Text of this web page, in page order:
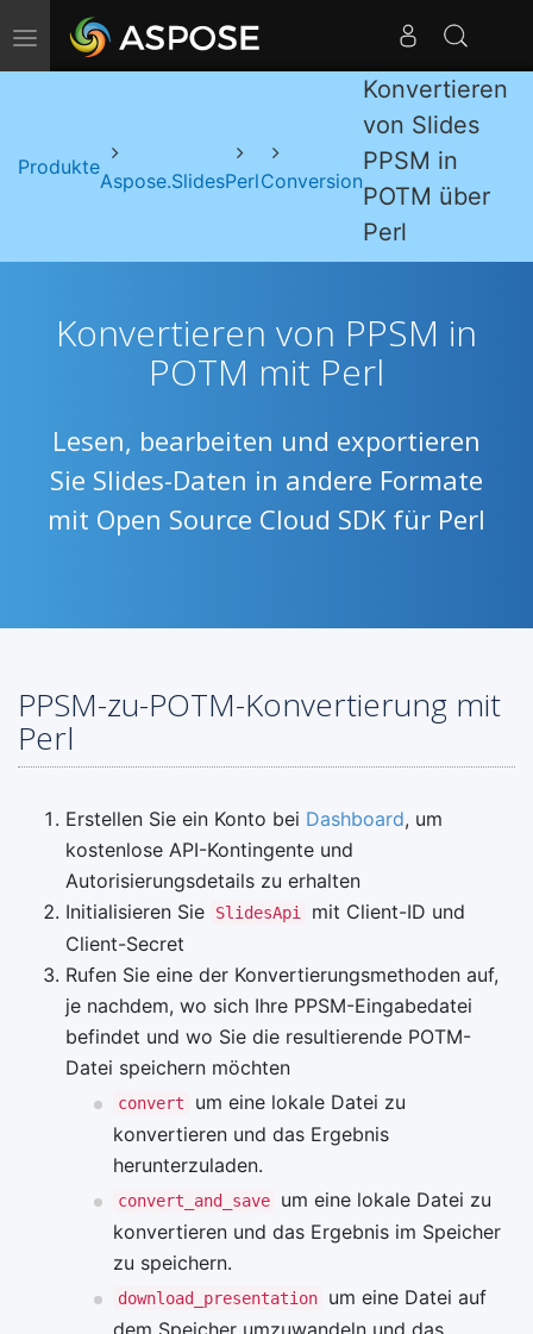
Navigation umschalten
Produkte
Aspose.SlidesPerlConversion
Konvertieren
von Slides
PPSM in
POTM über
Perl
Konvertieren von PPSM in
POTM mit Perl
Lesen, bearbeiten und exportieren
Sie Slides-Daten in andere Formate
mit Open Source Cloud SDK für Perl
PPSM-zu-POTM-Konvertierung mit
Perl
Erstellen Sie ein Konto bei Dashboard, um
kostenlose API-Kontingente und
Autorisierungsdetails zu erhalten
Initialisieren Sie
SlidesApi
mit Client-ID und
Client-Secret
Rufen Sie eine der Konvertierungsmethoden auf,
je nachdem, wo sich Ihre PPSM-Eingabedatei
befindet und wo Sie die resultierende POTM-
Datei speichern möchten
convert
um eine lokale Datei zu
konvertieren und das Ergebnis
herunterzuladen.
convert_and_save
um eine lokale Datei zu
konvertieren und das Ergebnis im Speicher
zu speichern.
download_presentation
um eine Datei auf
dem Speicher umzuwandeln und das